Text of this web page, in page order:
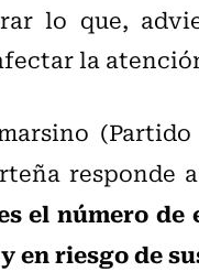
lo que,
la
responde
el número de
en riesgo de